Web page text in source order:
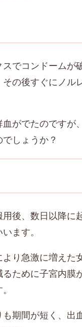
でコンドームが
の後すぐにノル
がでたのですが
しょうか？
後、数日以降に
ます。
り急激に増えた
ために子宮内膜
期間が短く、出